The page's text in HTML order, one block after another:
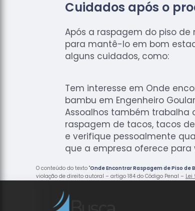
Cuidados após o
Após a raspagem do piso
para mantê-lo em bom
alguns cuidados, como:
Tem interesse em Onde
bambu em Engenheiro
Assoalhos também trabalha
raspagem de tacos, tacos
e verifique pessoalmente
que a empresa oferece para
O conteúdo do texto "Onde Encontrar Raspagem de Piso de
violação de direito autoral – artigo 184 do Código Penal – Lei